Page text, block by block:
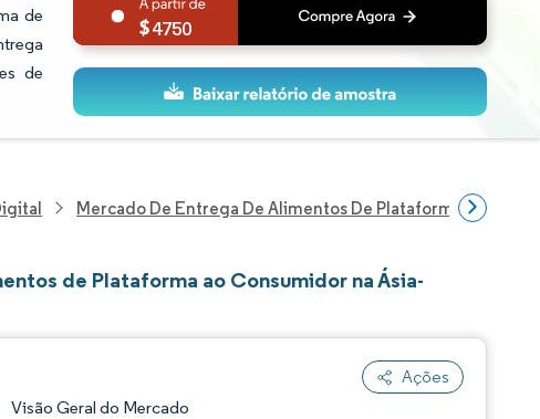
de
de
4750
Mercado De Entrega De Alimentos De Plataforma Ao
de Plataforma ao Consumidor na Ásia-
Ações
Visão Geral do Mercado